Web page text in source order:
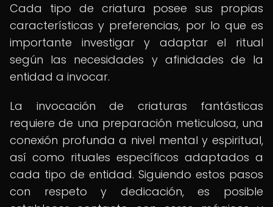
Cada tipo de criatura posee sus propias
características y preferencias, por lo que es
importante investigar y adaptar el ritual
según las necesidades y afinidades de la
entidad a invocar.
La invocación de criaturas fantásticas
requiere de una preparación meticulosa, una
conexión profunda a nivel mental y espiritual,
así como rituales específicos adaptados a
cada tipo de entidad. Siguiendo estos pasos
con respeto y dedicación, es posible